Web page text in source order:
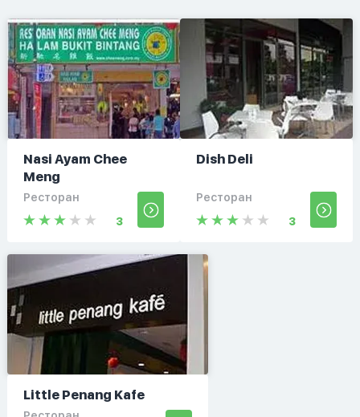
Nasi Ayam Chee
Meng
Ресторан
3
Dish Deli
Ресторан
3
Little Penang Kafe